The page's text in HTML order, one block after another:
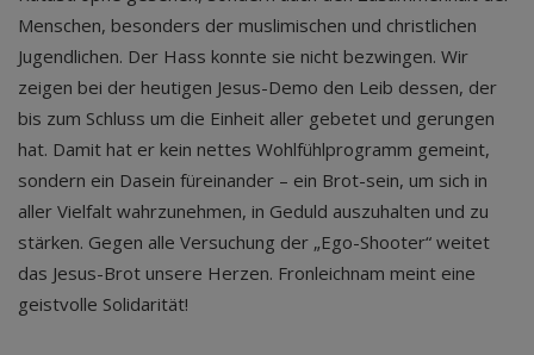
Menschen, besonders der muslimischen und christlichen
Jugendlichen. Der Hass konnte sie nicht bezwingen. Wir
zeigen bei der heutigen Jesus-Demo den Leib dessen, der
bis zum Schluss um die Einheit aller gebetet und gerungen
hat. Damit hat er kein nettes Wohlfühlprogramm gemeint,
sondern ein Dasein füreinander – ein Brot-sein, um sich in
aller Vielfalt wahrzunehmen, in Geduld auszuhalten und zu
stärken. Gegen alle Versuchung der „Ego-Shooter“ weitet
das Jesus-Brot unsere Herzen. Fronleichnam meint eine
geistvolle Solidarität!